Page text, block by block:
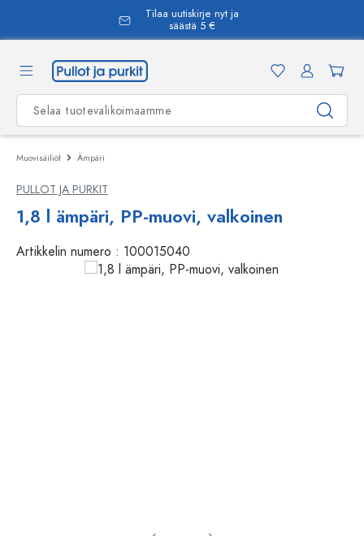
Tilaa uutiskirje nyt ja
säästä 5 €
Muovisäiliöt Ämpäri
PULLOT JA PURKIT
1,8 l ämpäri, PP-muovi, valkoinen
Artikkelin numero : 100015040